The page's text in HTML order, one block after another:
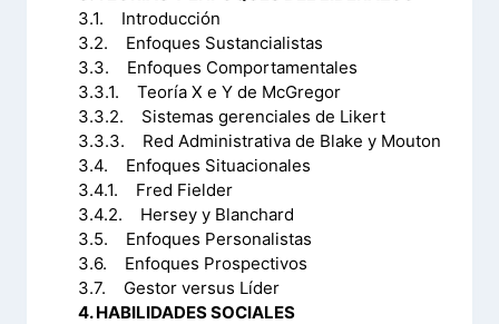
3.1. Introducción
3.2. Enfoques Sustancialistas
3.3. Enfoques Comportamentales
3.3.1. Teoría X e Y de McGregor
3.3.2. Sistemas gerenciales de Likert
3.3.3. Red Administrativa de Blake y Mouton
3.4. Enfoques Situacionales
3.4.1. Fred Fielder
3.4.2. Hersey y Blanchard
3.5. Enfoques Personalistas
3.6. Enfoques Prospectivos
3.7. Gestor versus Líder
4. HABILIDADES SOCIALES